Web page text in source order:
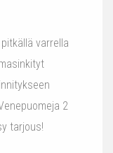
varrella
2
tarjous!